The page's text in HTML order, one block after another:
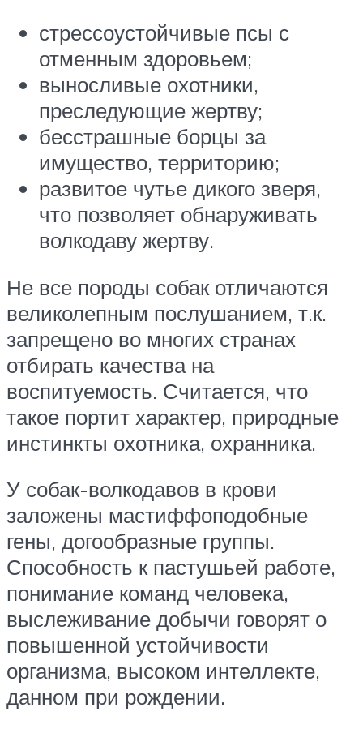
стрессоустойчивые псы с
отменным здоровьем;
выносливые охотники,
преследующие жертву;
бесстрашные борцы за
имущество, территорию;
развитое чутье дикого зверя,
что позволяет обнаруживать
волкодаву жертву.
Не все породы собак отличаются
великолепным послушанием, т.к.
запрещено во многих странах
отбирать качества на
воспитуемость. Считается, что
такое портит характер, природные
инстинкты охотника, охранника.
У собак-волкодавов в крови
заложены мастиффоподобные
гены, догообразные группы.
Способность к пастушьей работе,
понимание команд человека,
выслеживание добычи говорят о
повышенной устойчивости
организма, высоком интеллекте,
данном при рождении.